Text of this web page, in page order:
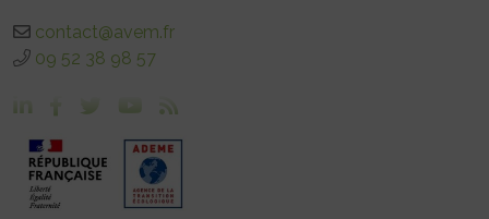
contact@avem.fr
09 52 38 98 57